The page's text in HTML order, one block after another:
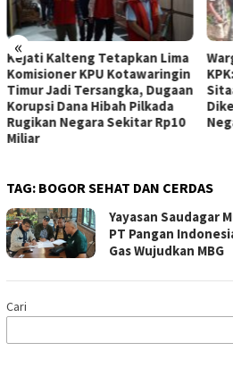
«
Kejati Kalteng Tetapkan Lima
Komisioner KPU Kotawaringin
Timur Jadi Tersangka, Dugaan
Korupsi Dana Hibah Pilkada
Rugikan Negara Sekitar Rp10
Miliar
TAG: BOGOR SEHAT DAN CERDAS
Yayasan Saudagar
PT Pangan
Gas Wujudkan MBG
Cari